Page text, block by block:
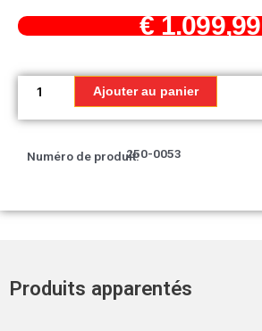
€1.099,99
quantité
de
Ajouter au panier
Numéro de produit:250-0053
Produits apparentés